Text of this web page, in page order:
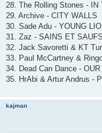
28. The Rolling Stones - IN
29. Archive - CITY WALLS
30. Sade Adu - YOUNG
31. Zaz - SAINS ET SAUFS
32. Jack Savoretti & KT
33. Paul McCartney &
34. Dead Can Dance -
35. HrAbi & Artur Andrus -
kajman